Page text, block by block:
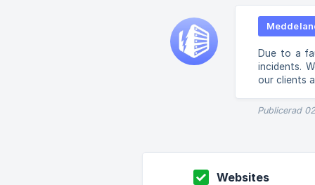
Due to a
incidents.
our clients
Publicerad
Websites